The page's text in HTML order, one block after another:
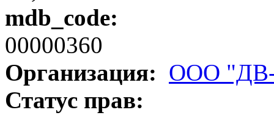
mdb_code:
00000360
Организация: ООО
Статус прав: